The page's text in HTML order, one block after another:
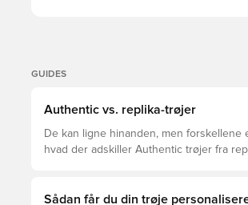
GUIDES
Authentic vs. replika-trøjer
De kan ligne hinanden, men forskellene
hvad der adskiller Authentic trøjer fra
Sådan får du din trøje